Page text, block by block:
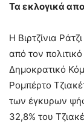
Τα εκλογικά
Η Βιρτζίνια
από τον
Δημοκρατικό
Ρομπέρτο
των έγκυρων
32,8% του